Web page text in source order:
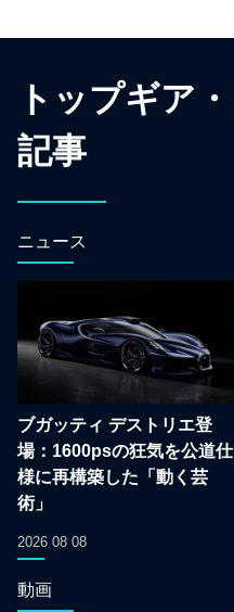
トップギア
記事
ニュース
ブガッティ デストリエ登
場：1600psの狂気を公道仕
様に再構築した「動く芸
術」
2026 08 08
動画